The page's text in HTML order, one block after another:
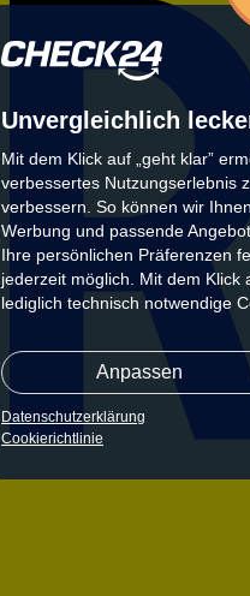
Unvergleichlich
Mit dem Klick auf „geht klar”
verbessertes Nutzungserlebnis
verbessern. So können wir
Werbung und passende
Ihre persönlichen Präferenzen
jederzeit möglich. Mit dem Klick
lediglich technisch notwendige
Anpassen
Datenschutzerklärung
Cookierichtlinie